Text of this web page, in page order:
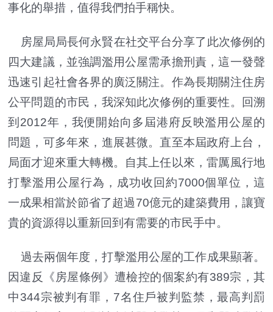
事化的舉措，值得我們拍手稱快。
房屋局局長何永賢在社交平台分享了此次修例的
四大建議，並強調濫用公屋需承擔刑責，這一發聲
迅速引起社會各界的廣泛關注。作為長期關注住房
公平問題的市民，我深知此次修例的重要性。回溯
到2012年，我便開始向多屆港府反映濫用公屋的
問題，可多年來，進展甚微。直至本屆政府上台，
局面才迎來重大轉機。自其上任以來，雷厲風行地
打擊濫用公屋行為，成功收回約7000個單位，這
一成果相當於節省了超過70億元的建築費用，讓寶
貴的資源得以重新回到有需要的市民手中。
過去兩個年度，打擊濫用公屋的工作成果顯著。
因違反《房屋條例》遭檢控的個案約有389宗，其
中344宗被判有罪，7名住戶被判監禁，最高判罰